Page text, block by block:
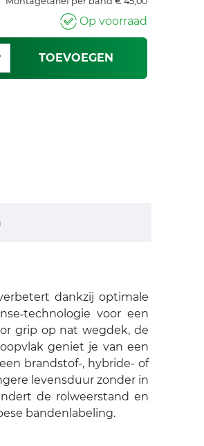
Op voorraad
TOEVOEGEN
dankzij optimale
voor een
grip op nat wegdek, de
geniet je van een
brandstof-, hybride- of
levensduur zonder in
de rolweerstand en
bandenlabeling.